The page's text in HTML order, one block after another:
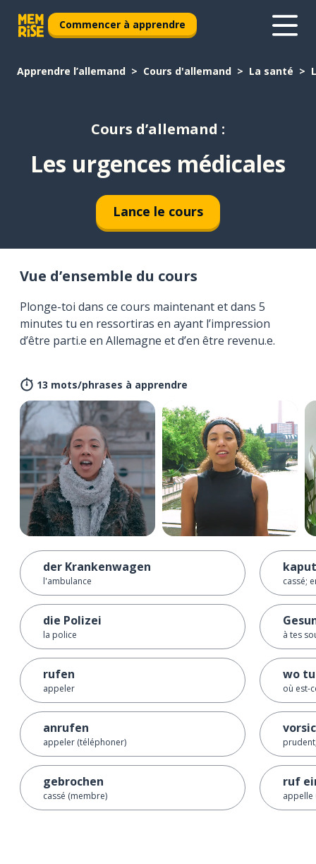
Commencer à apprendre
Apprendre l’allemand Cours d'allemand La santé
Cours d’allemand :
Les urgences médicales
Lance le cours
Vue d’ensemble du cours
Plonge-toi dans ce cours maintenant et dans 5
minutes tu en ressortiras en ayant l’impression
d’être parti.e en Allemagne et d’en être revenu.e.
13 mots/phrases à apprendre
der Krankenwagen
l'ambulance
die Polizei
la police
rufen
appeler
anrufen
appeler (téléphoner)
gebrochen
cassé (membre)
cassé;
à tes
wo
où est-
ruf
appelle